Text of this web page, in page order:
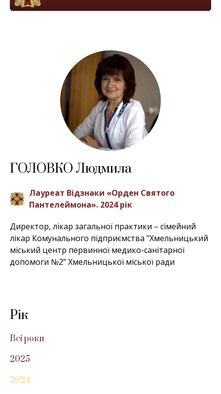
Рік
Всі роки
2025
2024
ГОЛОВКО Людмила
Лауреат Відзнаки «Орден Святого
Пантелеймона». 2024 рік
Директор, лікар загальної практики – сімейний
лікар Комунального підприємства "Хмельницький
міський центр первинної медико-санітарної
допомоги №2” Хмельницької міської ради